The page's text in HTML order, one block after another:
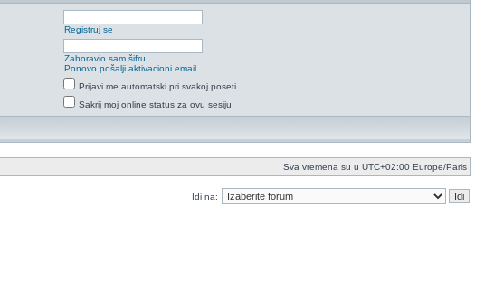
Registruj se
Zaboravio sam šifru
Ponovo pošalji aktivacioni email
Prijavi me automatski pri svakoj poseti
Sakrij moj online status za ovu sesiju
Sva vremena su u UTC+02:00 Europe/Paris
Idi na: